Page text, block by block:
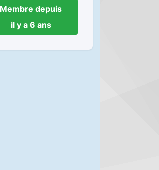
Membre depuis
il y a 6 ans